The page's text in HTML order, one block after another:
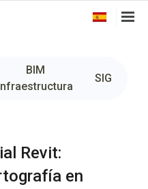
BIM
SIG
Revit:
en